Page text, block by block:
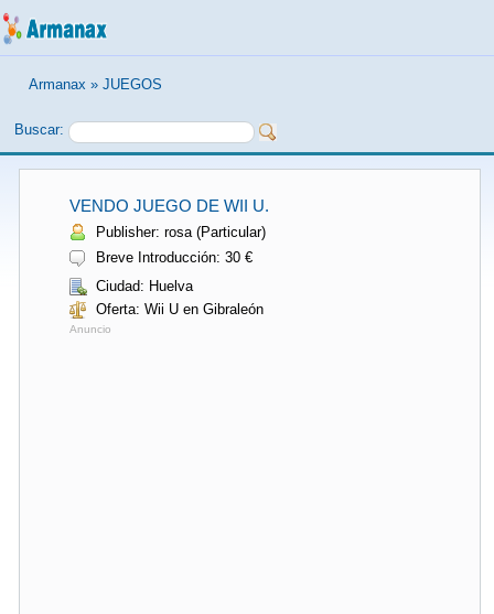
Armanax » JUEGOS
Buscar:
VENDO JUEGO DE WII U.
Publisher: rosa (Particular)
Breve Introducción: 30 €
Ciudad: Huelva
Oferta: Wii U en Gibraleón
Anuncio